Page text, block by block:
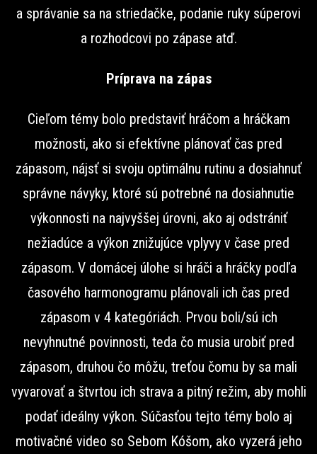
a správanie sa na striedačke, podanie ruky súperovi
a rozhodcovi po zápase atď.
Príprava na zápas
Cieľom témy bolo predstaviť hráčom a hráčkam
možnosti, ako si efektívne plánovať čas pred
zápasom, nájsť si svoju optimálnu rutinu a dosiahnuť
správne návyky, ktoré sú potrebné na dosiahnutie
výkonnosti na najvyššej úrovni, ako aj odstrániť
nežiadúce a výkon znižujúce vplyvy v čase pred
zápasom. V domácej úlohe si hráči a hráčky podľa
časového harmonogramu plánovali ich čas pred
zápasom v 4 kategóriách. Prvou boli/sú ich
nevyhnutné povinnosti, teda čo musia urobiť pred
zápasom, druhou čo môžu, treťou čomu by sa mali
vyvarovať a štvrtou ich strava a pitný režim, aby mohli
podať ideálny výkon. Súčasťou tejto témy bolo aj
motivačné video so Sebom Kóšom, ako vyzerá jeho